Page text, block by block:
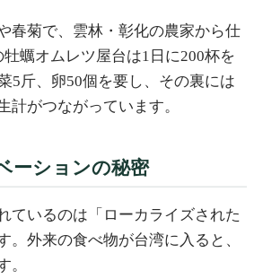
春菊で、雲林・彰化の農家から仕
蠣オムレツ屋台は1日に200杯を
5斤、卵50個を要し、その裏には
計がつながっています。
ーションの秘密
ているのは「ローカライズされた
。外来の食べ物が台湾に入ると、
。